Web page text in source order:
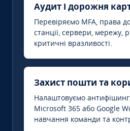
Аудит і дорожня
Перевіряємо MFA, права
станції, сервери, мережу,
критичні вразливості.
Захист пошти та
Налаштовуємо
Microsoft 365 або Google
навчання команди та